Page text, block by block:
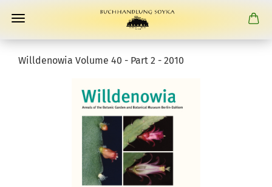
Willdenowia Volume 40 - Part 2 - 2010